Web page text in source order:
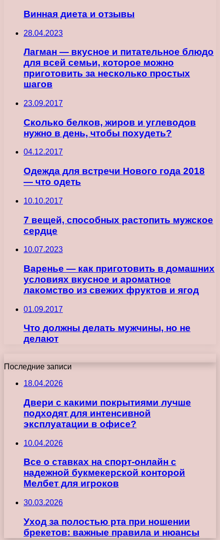
Винная диета и отзывы
28.04.2023
Лагман — вкусное и питательное блюдо
для всей семьи, которое можно
приготовить за несколько простых
шагов
23.09.2017
Сколько белков, жиров и углеводов
нужно в день, чтобы похудеть?
04.12.2017
Одежда для встречи Нового года 2018
— что одеть
10.10.2017
7 вещей, способных растопить мужское
сердце
10.07.2023
Варенье — как приготовить в домашних
условиях вкусное и ароматное
лакомство из свежих фруктов и ягод
01.09.2017
Что должны делать мужчины, но не
делают
Последние записи
18.04.2026
Двери с какими покрытиями лучше
подходят для интенсивной
эксплуатации в офисе?
10.04.2026
Все о ставках на спорт-онлайн с
надежной букмекерской конторой
Мелбет для игроков
30.03.2026
Уход за полостью рта при ношении
брекетов: важные правила и нюансы